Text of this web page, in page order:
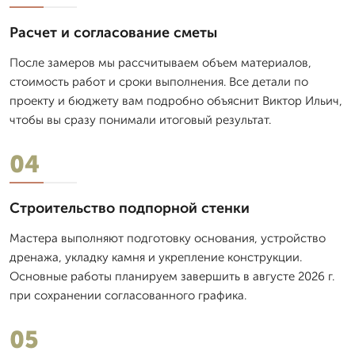
Расчет и согласование сметы
После замеров мы рассчитываем объем материалов,
стоимость работ и сроки выполнения. Все детали по
проекту и бюджету вам подробно объяснит Виктор Ильич,
чтобы вы сразу понимали итоговый результат.
04
Строительство подпорной стенки
Мастера выполняют подготовку основания, устройство
дренажа, укладку камня и укрепление конструкции.
Основные работы планируем завершить в августе 2026 г.
при сохранении согласованного графика.
05